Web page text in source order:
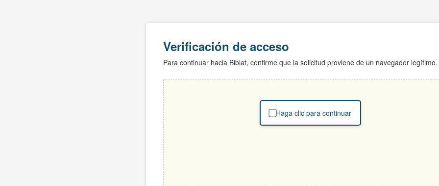
Verificación de acceso
Para continuar hacia Biblat, confirme que la solicitud proviene de un navegador legítimo.
Haga clic para continuar